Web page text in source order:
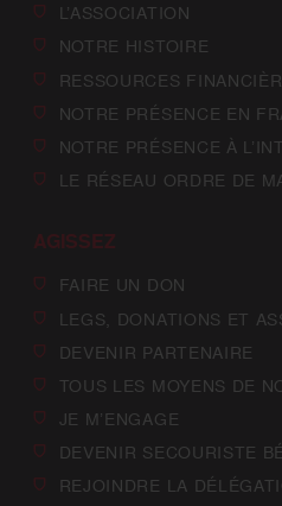
L’ASSOCIATION
NOTRE HISTOIRE
RESSOURCES
NOTRE PRÉSENCE EN
NOTRE PRÉSENCE À
LE RÉSEAU ORDRE DE
AGISSEZ
FAIRE UN DON
LEGS, DONATIONS ET
DEVENIR PARTENAIRE
TOUS LES MOYENS DE
JE M’ENGAGE
DEVENIR SECOURISTE
REJOINDRE LA